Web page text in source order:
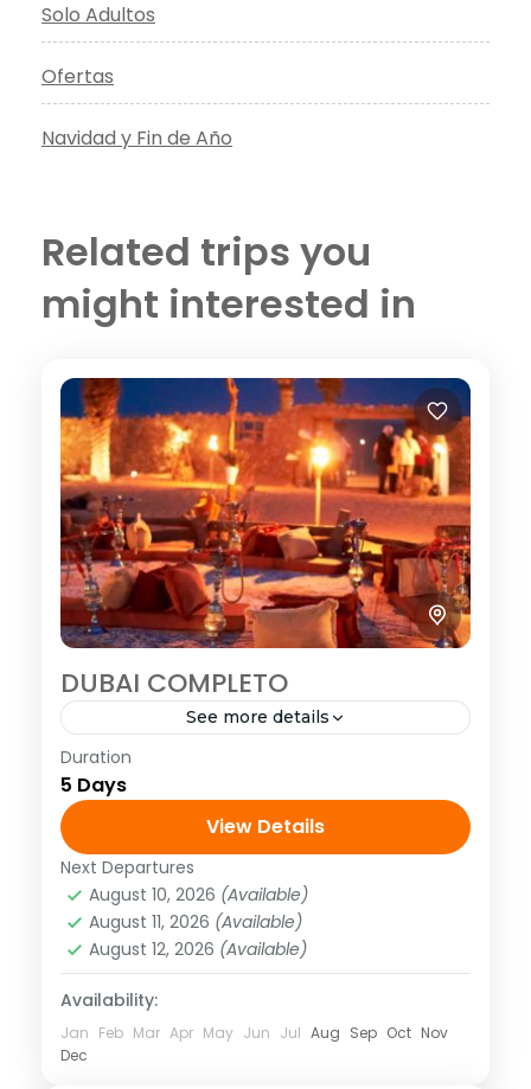
Solo Adultos
Ofertas
Navidad y Fin de Año
Related trips you
might interested in
DUBAI COMPLETO
See more details
<strong>Visitando: </strong> Dubái
Clásico, Safari 4X4, Crucero Dhow Marina,
Abu Dhabi <strong>Salidas:
</strong>diarias hasta abril 2020 /
excepto los martes
Asia,Asia Occidental
1 Person
Duration
5 Days
View Details
Next Departures
August 10, 2026 (Available)
August 11, 2026 (Available)
August 12, 2026 (Available)
Availability:
Jan Feb Mar Apr May Jun Jul Aug Sep Oct Nov
Dec